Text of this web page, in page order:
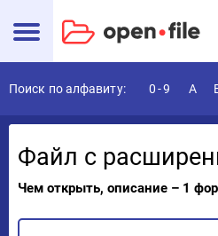
Поиск по алфавиту: 0-9 A
Файл с
Чем открыть, описание – 1